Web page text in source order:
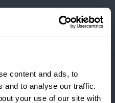
content and ads, to
and to analyse our traffic.
your use of our site with